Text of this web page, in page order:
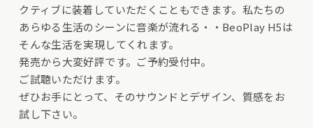
クティブに装着していただくこともできます。私たちの
あらゆる生活のシーンに音楽が流れる・・BeoPlay H5は
そんな生活を実現してくれます。
発売から大変好評です。ご予約受付中。
ご試聴いただけます。
ぜひお手にとって、そのサウンドとデザイン、質感をお
試し下さい。